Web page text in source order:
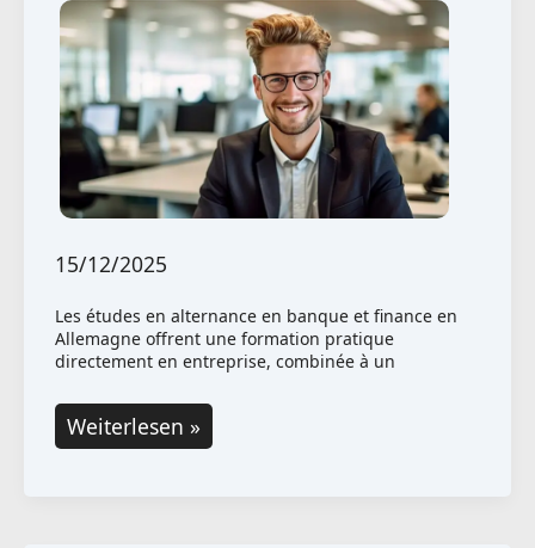
étudiants
internationaux
en
Allemagne
15/12/2025
Les études en alternance en banque et finance en
Allemagne offrent une formation pratique
directement en entreprise, combinée à un
Études
en
Weiterlesen »